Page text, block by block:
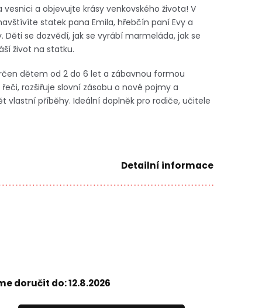
doručit do:12.8.2026
vesnici a objevujte krásy venkovského života! V
statek pana Emila, hřebčín paní Evy a
Děti se dozvědí, jak se vyrábí marmeláda, jak se
život na statku.
dětem od 2 do 6 let a zábavnou formou
rozšiřuje slovní zásobu o nové pojmy a
vlastní příběhy. Ideální doplněk pro rodiče, učitele
Detailní informace